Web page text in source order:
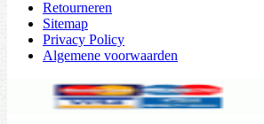
Retourneren
Sitemap
Privacy Policy
Algemene voorwaarden